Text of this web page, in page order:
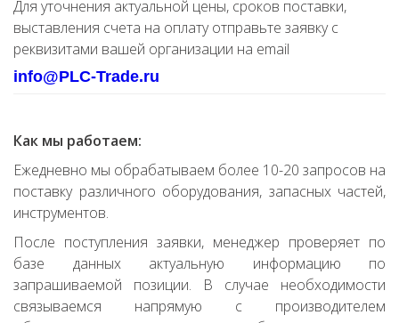
Для уточнения актуальной цены, сроков поставки,
выставления счета на оплату отправьте заявку с
реквизитами вашей организации на email
info@PLC-Trade.ru
Как мы работаем:
Ежедневно мы обрабатываем более 10-20 запросов на
поставку различного оборудования, запасных частей,
инструментов.
После поступления заявки, менеджер проверяет по
базе данных актуальную информацию по
запрашиваемой позиции. В случае необходимости
связываемся напрямую с производителем